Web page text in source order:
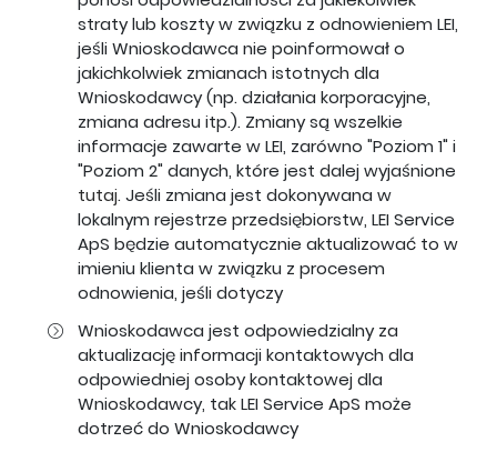
straty lub koszty w związku z odnowieniem LEI,
jeśli Wnioskodawca nie poinformował o
jakichkolwiek zmianach istotnych dla
Wnioskodawcy (np. działania korporacyjne,
zmiana adresu itp.). Zmiany są wszelkie
informacje zawarte w LEI, zarówno "Poziom 1" i
"Poziom 2" danych, które jest dalej wyjaśnione
tutaj. Jeśli zmiana jest dokonywana w
lokalnym rejestrze przedsiębiorstw, LEI Service
ApS będzie automatycznie aktualizować to w
imieniu klienta w związku z procesem
odnowienia, jeśli dotyczy
Wnioskodawca jest odpowiedzialny za
aktualizację informacji kontaktowych dla
odpowiedniej osoby kontaktowej dla
Wnioskodawcy, tak LEI Service ApS może
dotrzeć do Wnioskodawcy